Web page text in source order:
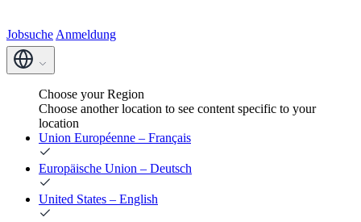
Jobsuche Anmeldung
Choose your Region
Choose another location to see content specific to your
location
Union Européenne – Français
Europäische Union – Deutsch
United States – English